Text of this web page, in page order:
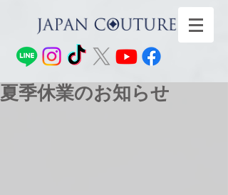
夏季休業のお知らせ